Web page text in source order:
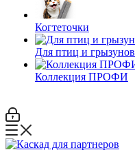
Когтеточки
Для птиц и грызунов
Коллекция ПРОФИ